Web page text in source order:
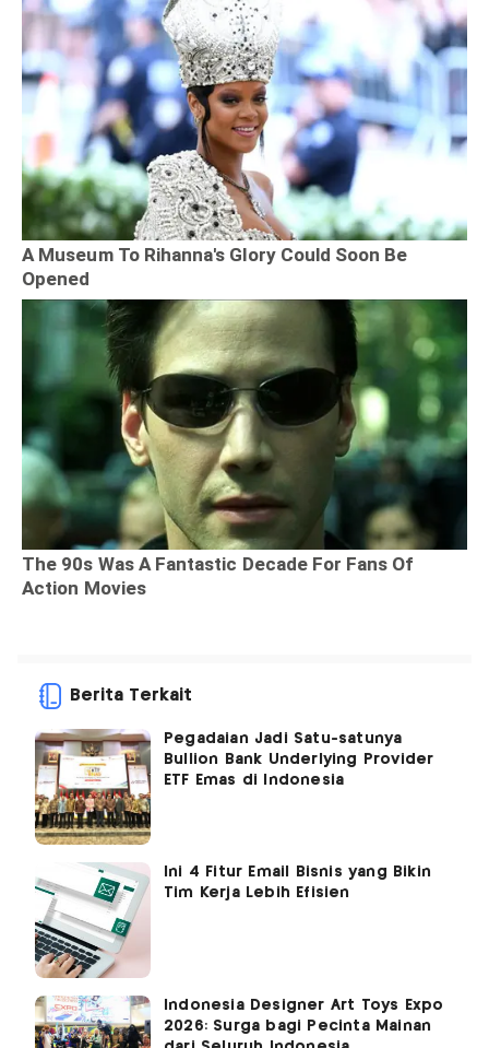
Berita Terkait
Pegadaian Jadi Satu-satunya
Bullion Bank Underlying Provider
ETF Emas di Indonesia
Ini 4 Fitur Email Bisnis yang Bikin
Tim Kerja Lebih Efisien
Indonesia Designer Art Toys Expo
2026: Surga bagi Pecinta Mainan